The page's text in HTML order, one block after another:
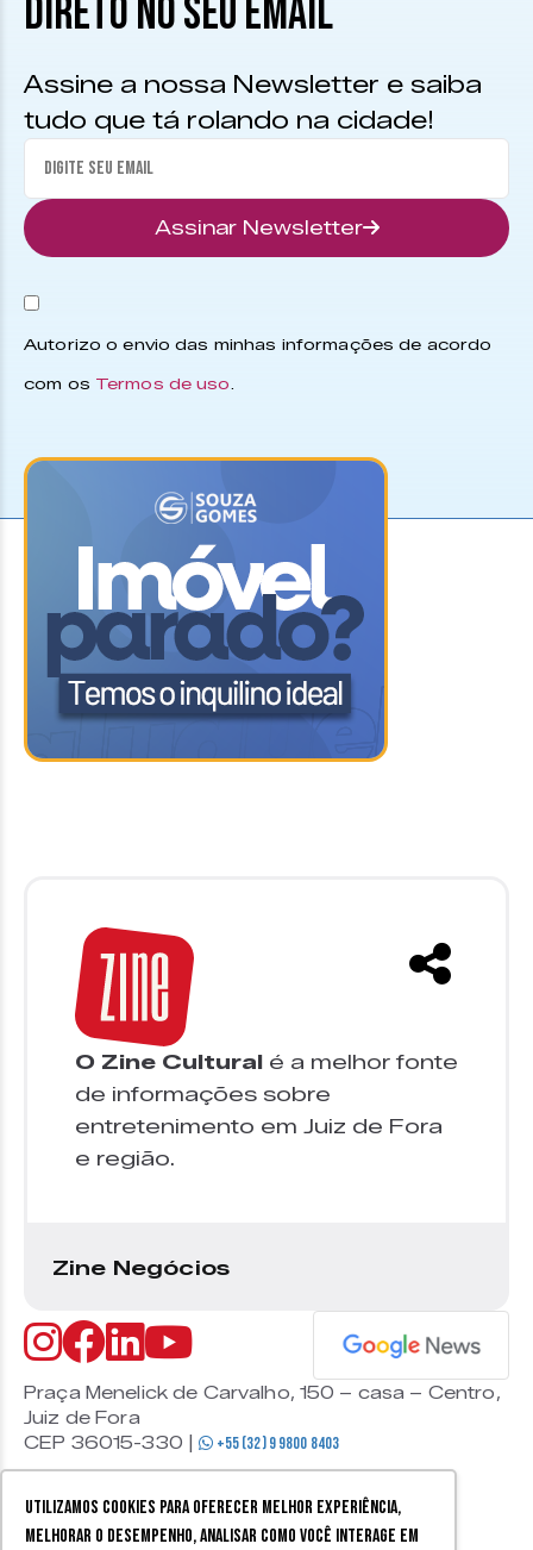
Utilizamos cookies para oferecer melhor experiência,
melhorar o desempenho, analisar como você interage em
DIRETO NO SEU EMAIL
Assine a nossa Newsletter e saiba
tudo que tá rolando na cidade!
Assinar Newsletter
Autorizo o envio das minhas informações de acordo
com os Termos de uso
O Zine Cultural é a melhor fonte
de informações sobre
entretenimento em Juiz de Fora
e região.
Zine Negócios
Praça Menelick de Carvalho, 150 – casa – Centro,
Juiz de Fora
CEP 36015-330 |
+55 (32) 9 9800 8403